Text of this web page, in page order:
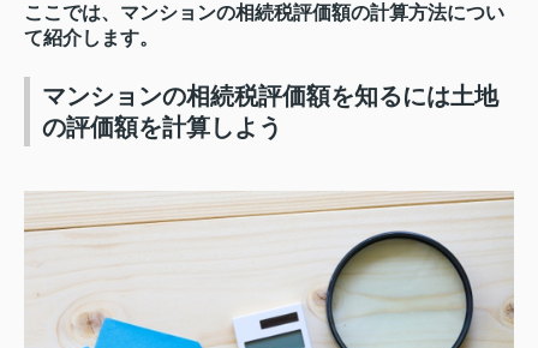
ここでは、マンションの相続税評価額の計算方法につい
て紹介します。
マンションの相続税評価額を知るには土地
の評価額を計算しよう